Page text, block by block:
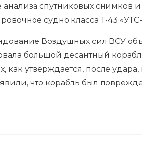
анализа спутниковых снимков
судно класса Т-43
Воздушных сил ВСУ
большой десантный
как утверждается, после
что корабль был